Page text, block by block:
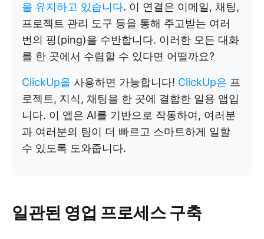
을 유지하고 있습니다. 이 연결은 이메일, 채팅,
프로젝트 관리 도구 등을 통해 주고받는 여러
번의 핑(ping)을 수반합니다. 이러한 모든 대화
를 한 곳에서 수렴할 수 있다면 어떨까요?
ClickUp을 사용하면 가능합니다! ClickUp은 프
로젝트, 지식, 채팅을 한 곳에 결합한 일용 앱입
니다. 이 앱은 AI를 기반으로 작동하여, 여러분
과 여러분의 팀이 더 빠르고 스마트하게 일할
수 있도록 도와줍니다.
일관된 영업 프로세스 구축